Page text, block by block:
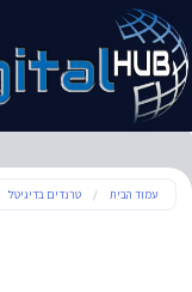
עמוד הבית / טרנדים בדיגיטל